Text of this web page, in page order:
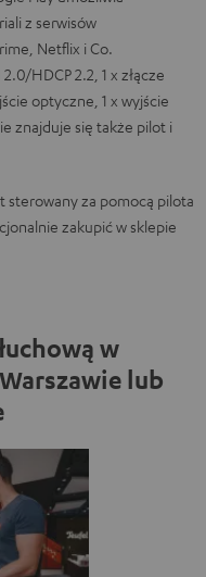
z serwisów
Netflix i Co.
HDCP 2.2, 1 x złącze
optyczne, 1 x wyjście
znajduje się także pilot i
sterowany za pomocą pilota
zakupić w sklepie
w
lub